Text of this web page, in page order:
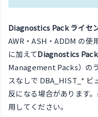
Diagnostics Pack ライセ
AWR・ASH・ADDM の
に加えてDiagnostics Pack
Management Packs）の
スなしで DBA_HIST_* ビ
反になる場合があります
用してください。